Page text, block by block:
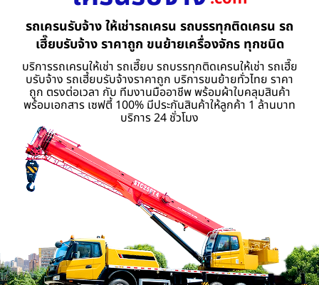
รถเครนรับจ้าง ให้เช่ารถเครน รถบรรทุกติดเครน รถ
เฮี๊ยบรับจ้าง ราคาถูก ขนย้ายเครื่องจักร ทุกชนิด
บริการรถเครนให้เช่า รถเฮี๊ยบ รถบรรทุกติดเครนให้เช่า รถเฮี๊ย
บรับจ้าง รถเฮี้ยบรับจ้างราคาถูก บริการขนย้ายทั่วไทย ราคา
ถูก ตรงต่อเวลา กับ ทีมงานมืออาชีพ พร้อมผ้าใบคลุมสินค้า
พร้อมเอกสาร เซฟตี้ 100% มีประกันสินค้าให้ลูกค้า 1 ล้านบาท
บริการ 24 ชั่วโมง